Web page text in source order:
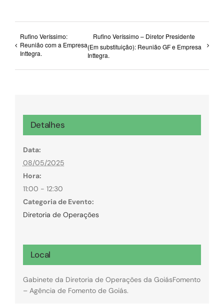
Rufino Veríssimo:
Reunião com a Empresa
Inttegra.
Rufino Veríssimo – Diretor Presidente
(Em substituição): Reunião GF e Empresa
Inttegra.
Detalhes
Data:
08/05/2025
Hora:
11:00 - 12:30
Categoria de Evento:
Diretoria de Operações
Local
Gabinete da Diretoria de Operações da GoiásFomento
– Agência de Fomento de Goiás.